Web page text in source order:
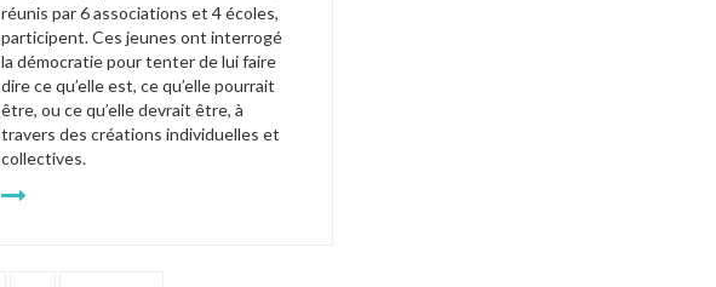
réunis par 6 associations et 4 écoles,
participent. Ces jeunes ont interrogé
la démocratie pour tenter de lui faire
dire ce qu’elle est, ce qu’elle pourrait
être, ou ce qu’elle devrait être, à
travers des créations individuelles et
collectives.